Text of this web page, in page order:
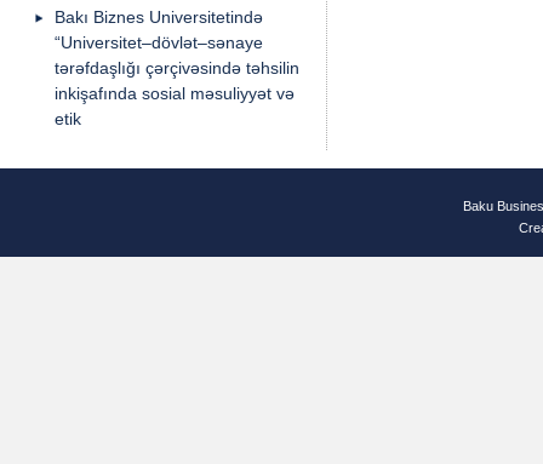
Bakı Biznes Universitetində
“Universitet–dövlət–sənaye
tərəfdaşlığı çərçivəsində təhsilin
inkişafında sosial məsuliyyət və
etik
Baku